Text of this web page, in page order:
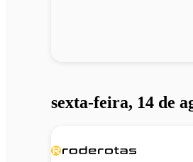
sexta-feira, 14 de